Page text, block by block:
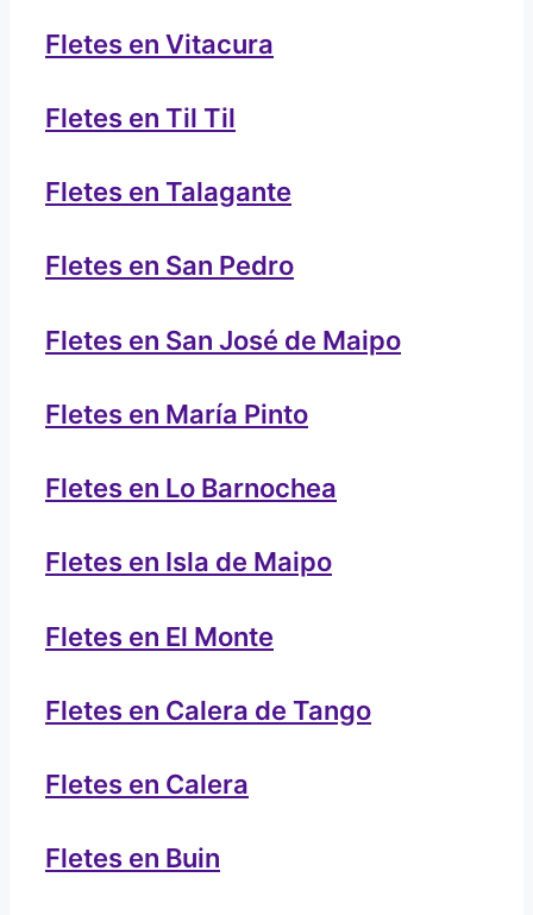
Fletes en Vitacura
Fletes en Til Til
Fletes en Talagante
Fletes en San Pedro
Fletes en San José de Maipo
Fletes en María Pinto
Fletes en Lo Barnochea
Fletes en Isla de Maipo
Fletes en El Monte
Fletes en Calera de Tango
Fletes en Calera
Fletes en Buin